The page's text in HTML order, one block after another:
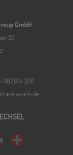
GmbH
32
98209-330